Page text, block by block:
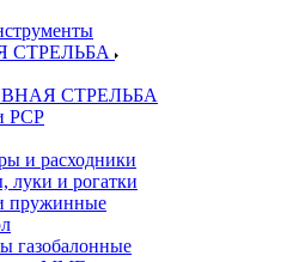
СТРЕЛЬБА
СТРЕЛЬБА
PCP
и расходники
луки и рогатки
пружинные
газобалонные